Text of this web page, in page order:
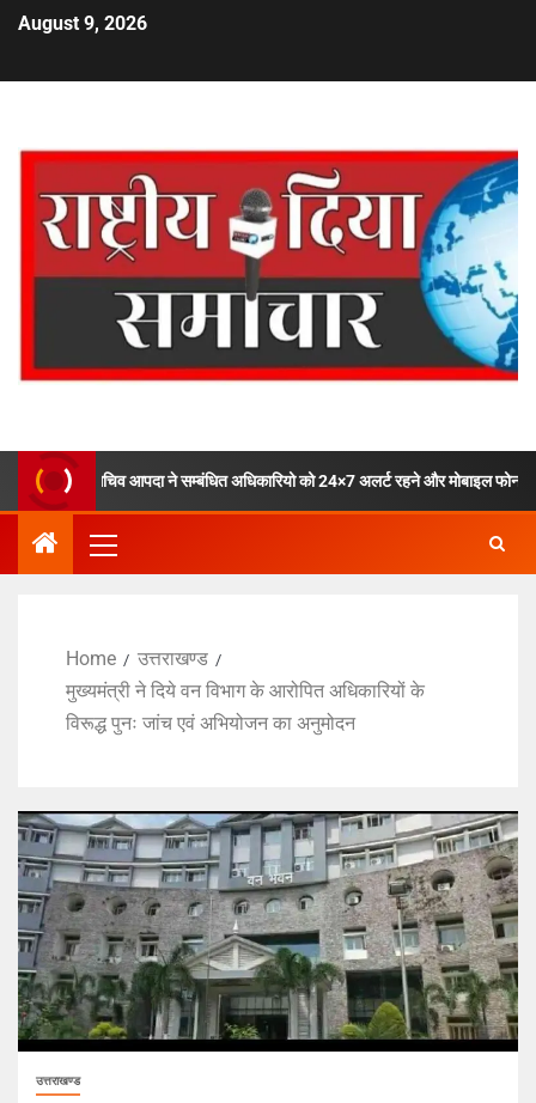
August 9, 2026
आपदा ने सम्बंधित अधिकारियो को 24×7 अलर्ट रहने और मोबाइल फोन ऑफ ना करने के
Home
उत्तराखण्ड
मुख्यमंत्री ने दिये वन विभाग के आरोपित अधिकारियों के
विरूद्ध पुनः जांच एवं अभियोजन का अनुमोदन
उत्तराखण्ड